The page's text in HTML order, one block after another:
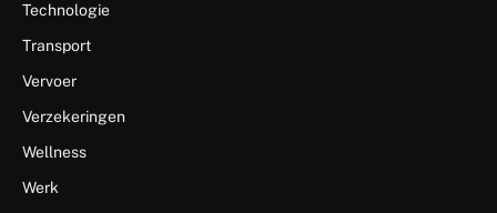
Technologie
Transport
Vervoer
Verzekeringen
Wellness
Werk